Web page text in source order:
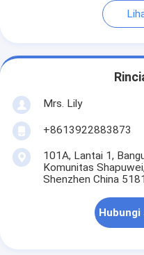
Mrs. Lily
+8613922883873
101A, Lantai 1,
Komunitas
Shenzhen China